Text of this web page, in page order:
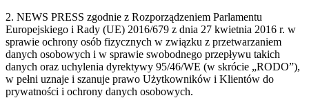
2. NEWS PRESS zgodnie z Rozporządzeniem Parlamentu
Europejskiego i Rady (UE) 2016/679 z dnia 27 kwietnia 2016 r. w
sprawie ochrony osób fizycznych w związku z przetwarzaniem
danych osobowych i w sprawie swobodnego przepływu takich
danych oraz uchylenia dyrektywy 95/46/WE (w skrócie „RODO”),
w pełni uznaje i szanuje prawo Użytkowników i Klientów do
prywatności i ochrony danych osobowych.